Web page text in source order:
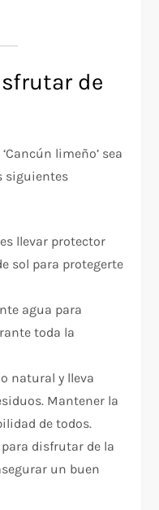
de
limeño’ sea
siguientes
llevar protector
sol para protegerte
agua para
toda la
natural y lleva
Mantener la
de todos.
disfrutar de la
un buen